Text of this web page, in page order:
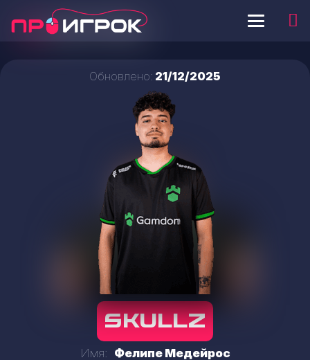
Обновлено: 21/12/2025
SKULLZ
Имя: Фелипе Медейрос